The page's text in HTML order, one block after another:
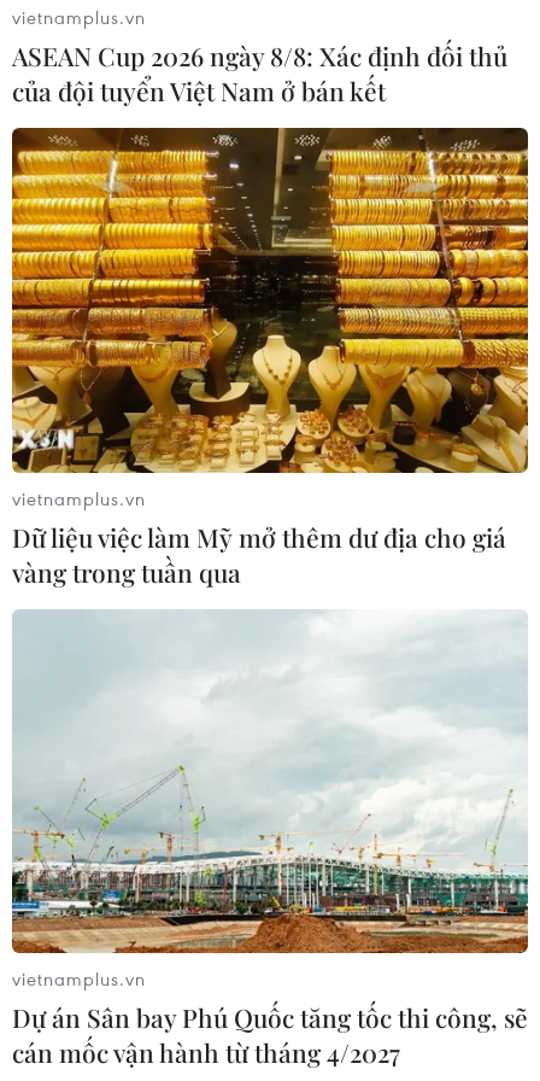
Bế mạc DANAFF IV 2026: "Tử chiến
trên không" và "Một bữa no" thắng
lớn
05/07/2026 00:36
DANAFF 2026: Tham vọng định hình
hệ sinh thái điện ảnh châu Á mới
04/07/2026 10:58
Điện ảnh trẻ đưa Việt Nam đến gần
khán giả châu Âu
04/07/2026 08:09
Điện ảnh Việt Nam cần học những gì
Đừng để phim kinh dị thành "khắc
tinh" của điện ảnh Việt
03/07/2026 00:12
Cục Điện ảnh nói gì về phim "Chiếc
02/07/2026 01:53
vietnamplus.vn
ASEAN Cup 2026 ngày 8/8: Xác định đối thủ
của đội tuyển Việt Nam ở bán kết
vietnamplus.vn
Dữ liệu việc làm Mỹ mở thêm dư địa cho giá
vàng trong tuần qua
vietnamplus.vn
Dự án Sân bay Phú Quốc tăng tốc thi công, sẽ
cán mốc vận hành từ tháng 4/2027